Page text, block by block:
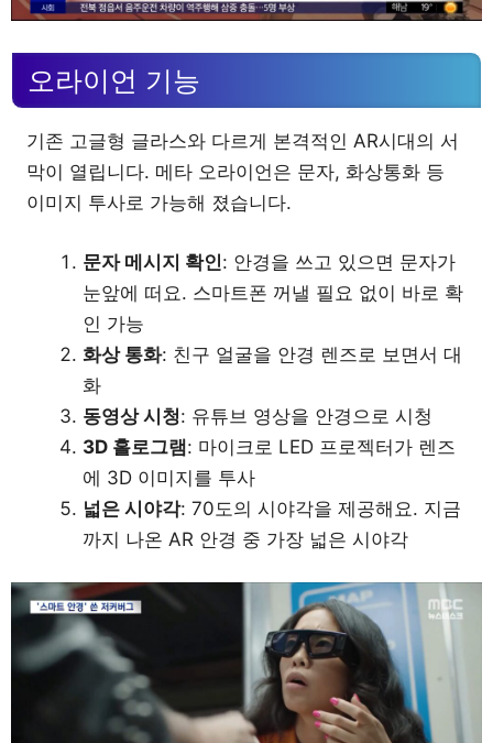
오라이언 기능
기존 고글형 글라스와 다르게 본격적인 AR시대의 서
막이 열립니다. 메타 오라이언은 문자, 화상통화 등
이미지 투사로 가능해 졌습니다.
문자 메시지 확인: 안경을 쓰고 있으면 문자가
눈앞에 떠요. 스마트폰 꺼낼 필요 없이 바로 확
인 가능
화상 통화: 친구 얼굴을 안경 렌즈로 보면서 대
화
동영상 시청: 유튜브 영상을 안경으로 시청
3D 홀로그램: 마이크로 LED 프로젝터가 렌즈
에 3D 이미지를 투사
넓은 시야각: 70도의 시야각을 제공해요. 지금
까지 나온 AR 안경 중 가장 넓은 시야각